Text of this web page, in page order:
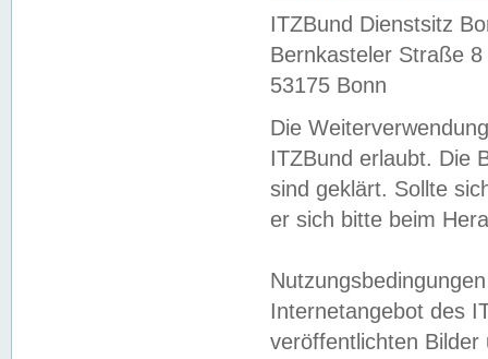
ITZBund Dienstsitz
Bernkasteler Straße 8
53175 Bonn
Die
ITZBund erlaubt. Die
sind geklärt. Sollte
er sich bitte beim
Internetangebot des
veröffentlichten